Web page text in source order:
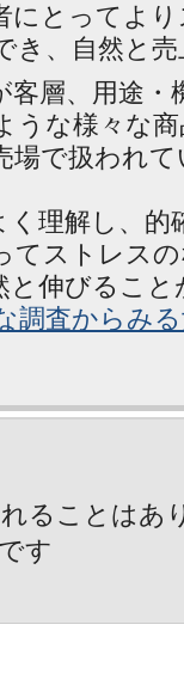
にとってよ
き、自然と
層、用途・
うな様々な
場で扱われ
理解し、的
てストレス
と伸びるこ
調査からみ
ることはあ
す